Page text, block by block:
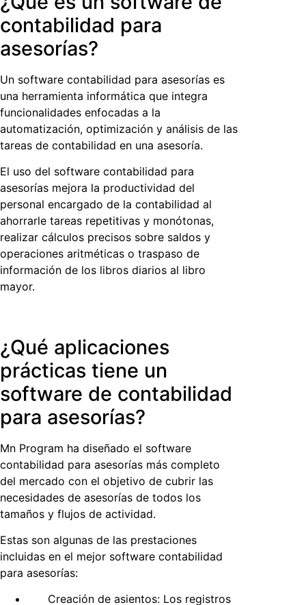
contabilidad para
asesorías?
Un software contabilidad para asesorías es
una herramienta informática que integra
funcionalidades enfocadas a la
automatización, optimización y análisis de las
tareas de contabilidad en una asesoría.
El uso del software contabilidad para
asesorías mejora la productividad del
personal encargado de la contabilidad al
ahorrarle tareas repetitivas y monótonas,
realizar cálculos precisos sobre saldos y
operaciones aritméticas o traspaso de
información de los libros diarios al libro
mayor.
¿Qué aplicaciones
prácticas tiene un
software de contabilidad
para asesorías?
Mn Program ha diseñado el software
contabilidad para asesorías más completo
del mercado con el objetivo de cubrir las
necesidades de asesorías de todos los
tamaños y flujos de actividad.
Estas son algunas de las prestaciones
incluidas en el mejor software contabilidad
para asesorías:
Creación de asientos: Los registros